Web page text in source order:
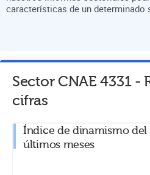
características de un determinado
Sector CNAE4331-
cifras
Índice de dinamismo del
últimos meses